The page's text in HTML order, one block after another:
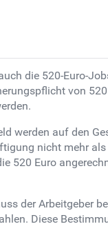
die 520-Euro-
von
werden auf den
nicht mehr
520 Euro
der Arbeitgeber
Diese